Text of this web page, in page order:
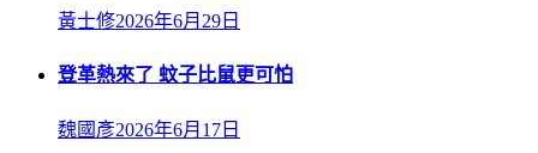
黃士修2026年6月29日
登革熱來了 蚊子比鼠更可怕
魏國彥2026年6月17日